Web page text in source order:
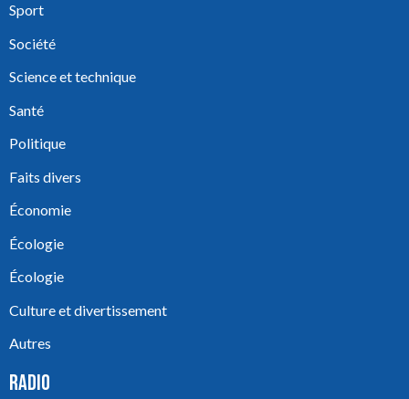
Sport
Société
Science et technique
Santé
Politique
Faits divers
Économie
Écologie
Écologie
Culture et divertissement
Autres
RADIO